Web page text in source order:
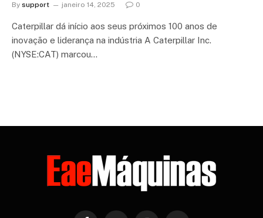
By support janeiro 14, 2025 0
Caterpillar dá início aos seus próximos 100 anos de
inovação e liderança na indústria A Caterpillar Inc.
(NYSE:CAT) marcou…